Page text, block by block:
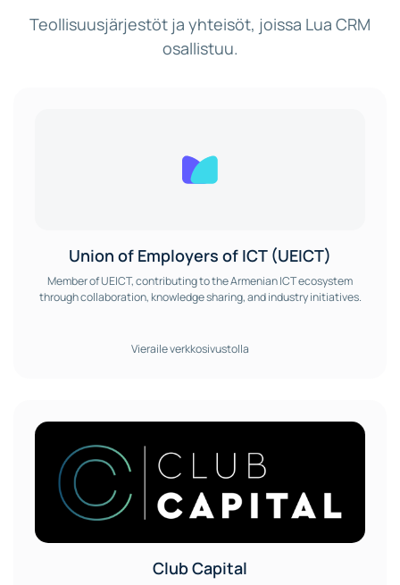
Teollisuusjärjestöt ja yhteisöt, joissa Lua CRM
osallistuu.
Union of Employers of ICT (UEICT)
Member of UEICT, contributing to the Armenian ICT ecosystem
through collaboration, knowledge sharing, and industry initiatives.
Vieraile verkkosivustolla
Club Capital